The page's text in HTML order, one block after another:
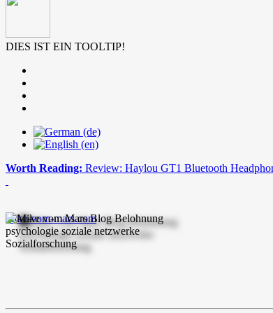
DIES IST EIN TOOLTIP!
Worth Reading: Review: Haylou GT1 Bluetooth
mike-vom-mars.com